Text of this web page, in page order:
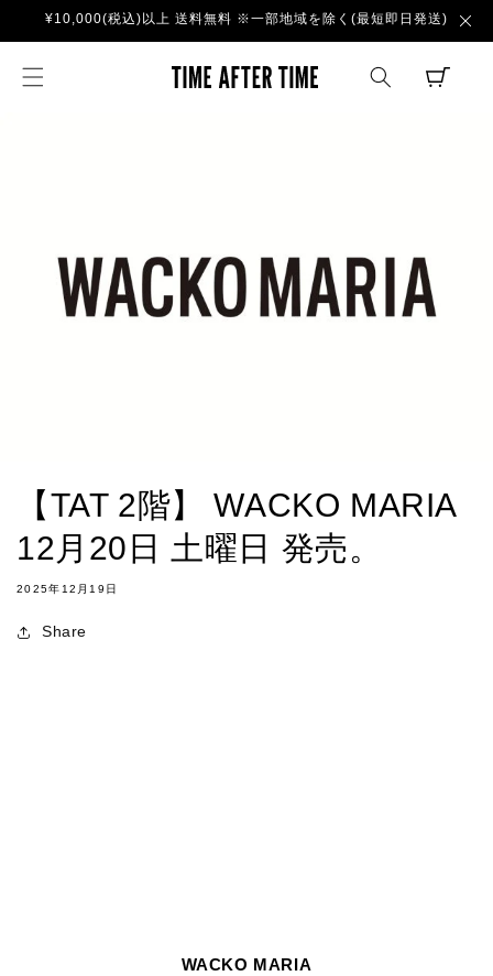
ンツに
進む
¥10,000(税込)以上 送料無料 ※一部地域を除く(最短即日発送)
TIME AFTER
CART
【TAT 2階】 WACKO MARIA
12月20日 土曜日 発売。
2025年12月19日
Share
WACKO MARIA